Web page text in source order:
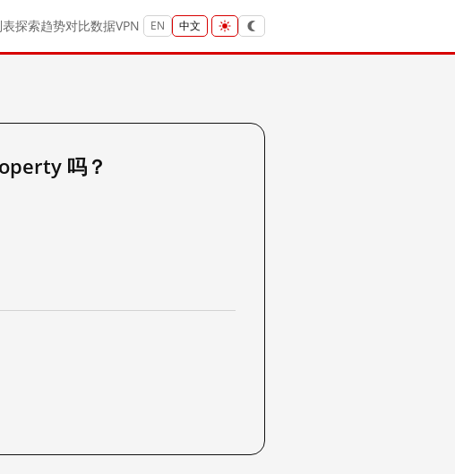
探索趋势对比数据VPN EN 中文
吗？